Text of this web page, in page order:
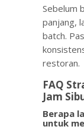
Sebelum
panjang,
batch.
restoran.
FAQ
Jam
Berapa
untuk